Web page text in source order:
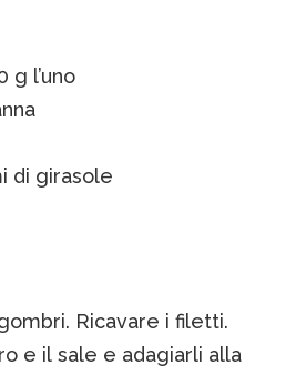
g l’uno
di girasole
Ricavare i filetti.
e il sale e adagiarli alla